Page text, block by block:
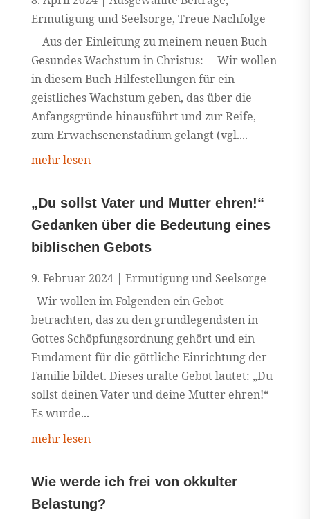
Ermutigung und Seelsorge, Treue Nachfolge
Aus der Einleitung zu meinem neuen Buch
Gesundes Wachstum in Christus: Wir wollen
in diesem Buch Hilfestellungen für ein
geistliches Wachstum geben, das über die
Anfangsgründe hinausführt und zur Reife,
zum Erwachsenenstadium gelangt (vgl....
mehr lesen
„Du sollst Vater und Mutter ehren!“
Gedanken über die Bedeutung eines
biblischen Gebots
9. Februar 2024| Ermutigung und Seelsorge
Wir wollen im Folgenden ein Gebot
betrachten, das zu den grundlegendsten in
Gottes Schöpfungsordnung gehört und ein
Fundament für die göttliche Einrichtung der
Familie bildet. Dieses uralte Gebot lautet: „Du
sollst deinen Vater und deine Mutter ehren!“
Es wurde...
mehr lesen
Wie werde ich frei von okkulter
Belastung?